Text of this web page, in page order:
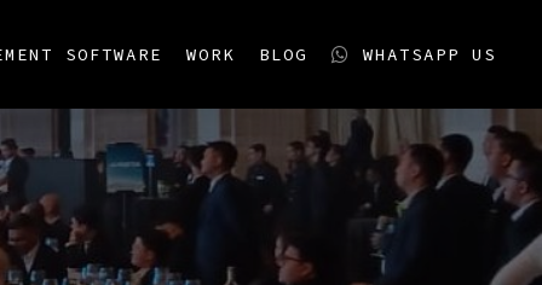
SOFTWARE WORK BLOG WHATSAPP US